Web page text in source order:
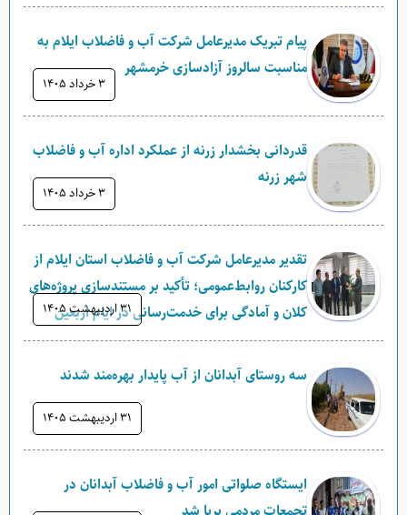
پیام تبریک مدیرعامل شرکت آب و فاضلاب ایلام به
مناسبت سالروز آزادسازی خرمشهر
۳ خرداد ۱۴۰۵
قدردانی بخشدار زرنه از عملکرد اداره آب و فاضلاب
شهر زرنه
۳ خرداد ۱۴۰۵
تقدیر مدیرعامل شرکت آب و فاضلاب استان ایلام از
کارکنان روابط‌عمومی؛ تأکید بر مستندسازی پروژه‌های
کلان و آمادگی برای خدمت‌رسانی در ایام اربعین
۳۱ ارديبهشت ۱۴۰۵
سه روستای آبدانان از آب پایدار بهره‌مند شدند
۳۱ ارديبهشت ۱۴۰۵
ایستگاه صلواتی امور آب و فاضلاب آبدانان در